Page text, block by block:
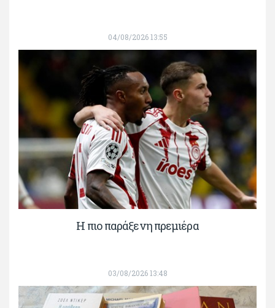
04/08/2026 13:55
H πιο παράξενη πρεμιέρα
03/08/2026 13:48